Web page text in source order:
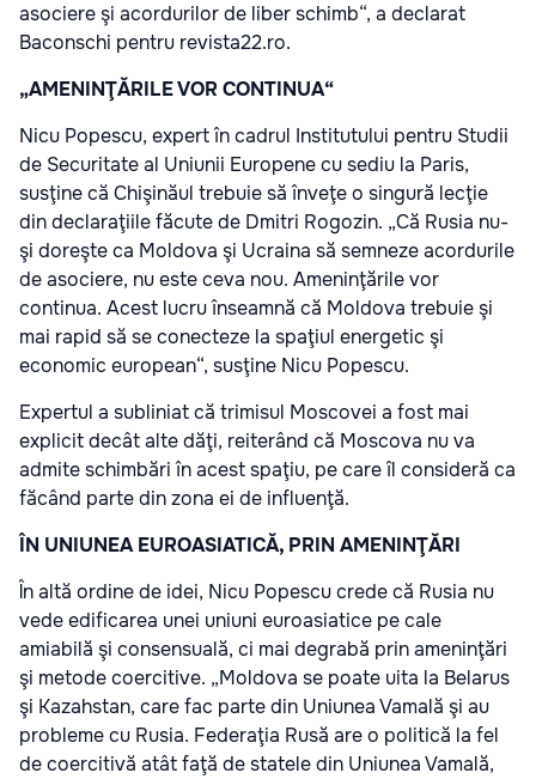
asociere şi acordurilor de liber schimb“, a declarat
Baconschi pentru revista22.ro.
„AMENINŢĂRILE VOR CONTINUA“
Nicu Popescu, expert în cadrul Institutului pentru Studii
de Securitate al Uniunii Europene cu sediu la Paris,
susţine că Chişinăul trebuie să înveţe o singură lecţie
din declaraţiile făcute de Dmitri Rogozin. „Că Rusia nu-
şi doreşte ca Moldova şi Ucraina să semneze acordurile
de asociere, nu este ceva nou. Ameninţările vor
continua. Acest lucru înseamnă că Moldova trebuie şi
mai rapid să se conecteze la spaţiul energetic şi
economic european“, susţine Nicu Popescu.
Expertul a subliniat că trimisul Moscovei a fost mai
explicit decât alte dăţi, reiterând că Moscova nu va
admite schimbări în acest spaţiu, pe care îl consideră ca
făcând parte din zona ei de influenţă.
ÎN UNIUNEA EUROASIATICĂ, PRIN AMENINŢĂRI
În altă ordine de idei, Nicu Popescu crede că Rusia nu
vede edificarea unei uniuni euroasiatice pe cale
amiabilă şi consensuală, ci mai degrabă prin ameninţări
şi metode coercitive. „Moldova se poate uita la Belarus
şi Kazahstan, care fac parte din Uniunea Vamală şi au
probleme cu Rusia. Federaţia Rusă are o politică la fel
de coercitivă atât faţă de statele din Uniunea Vamală,